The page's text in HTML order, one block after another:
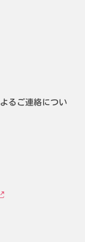
るご連絡につい